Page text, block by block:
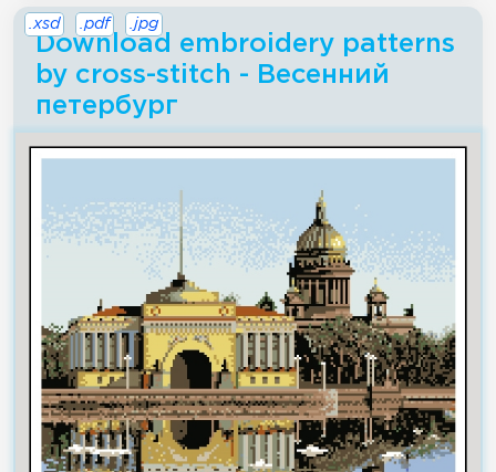
Download embroidery patterns
by cross-stitch - Весенний
петербург
.xsd .pdf .jpg